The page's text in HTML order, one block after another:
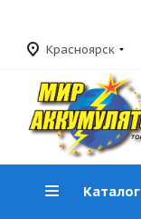
Красноярск
Каталог